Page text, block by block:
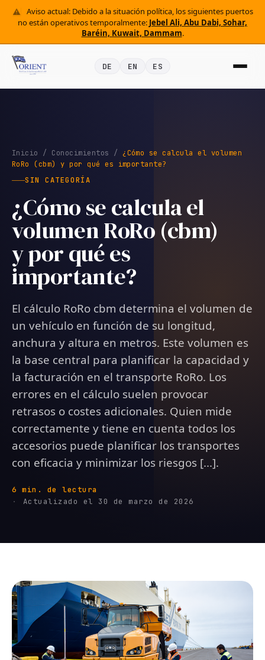
Aviso actual: Debido a la situación política, los siguientes puertos
no están operativos temporalmente: Jebel Ali, Abu Dabi, Sohar,
Baréin, Kuwait, Dammam.
DE EN ES
Inicio / Conocimientos / ¿Cómo se calcula el volumen
RoRo (cbm) y por qué es importante?
SIN CATEGORÍA
¿Cómo se calcula el
volumen RoRo (cbm)
y por qué es
importante?
El cálculo RoRo cbm determina el volumen de
un vehículo en función de su longitud,
anchura y altura en metros. Este volumen es
la base central para planificar la capacidad y
la facturación en el transporte RoRo. Los
errores en el cálculo suelen provocar
retrasos o costes adicionales. Quien mide
correctamente y tiene en cuenta todos los
accesorios puede planificar los transportes
con eficacia y minimizar los riesgos [...].
6 min. de lectura
Actualizado el 30 de marzo de 2026